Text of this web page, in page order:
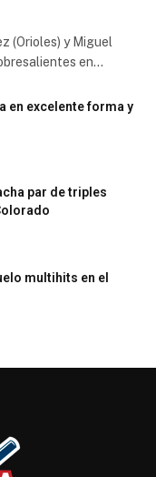
(Orioles) y Miguel
en…
en excelente forma y
par de triples
multihits en el